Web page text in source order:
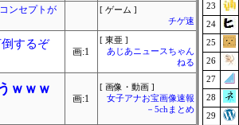
ンセプトが
[ ゲーム ]
チゲ速
するぞ
画:1
[ 東亜 ]
あじあニュースちゃん
ねる
ｗｗｗ
画:1
[ 画像・動画 ]
女子アナお宝画像速報
－5chまとめ
23
24
25
26
27
28
29